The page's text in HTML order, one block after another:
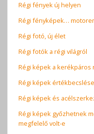
Régi fények új helyen
Régi fényképek…
Régi fotó, új élet
Régi fotók a régi világról
Régi képek a kerékpáros
Régi képek értékbecslése
Régi képek és
Régi képek győzhetnek
megfelelő volt-e